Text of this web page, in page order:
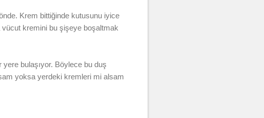
Krem bittiğinde kutusunu iyice
vücut kremini bu şişeye boşaltmak
bulaşıyor. Böylece bu duş
yoksa yerdeki kremleri mi alsam